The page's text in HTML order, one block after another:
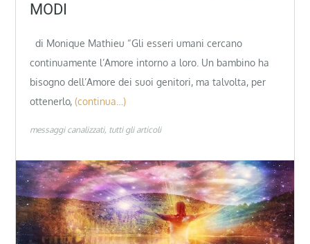
MODI
di Monique Mathieu “Gli esseri umani cercano
continuamente l’Amore intorno a loro. Un bambino ha
bisogno dell’Amore dei suoi genitori, ma talvolta, per
ottenerlo, (continua…)
messaggi canalizzati tutti gli articoli